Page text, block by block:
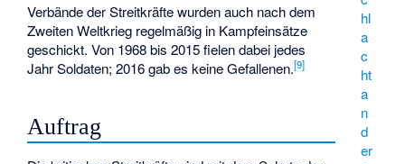
hl
a
c
ht
a
n
d
er
Verbände der Streitkräfte wurden auch nach dem
Zweiten Weltkrieg regelmäßig in Kampfeinsätze
geschickt. Von 1968 bis 2015 fielen dabei jedes
Jahr Soldaten; 2016 gab es keine Gefallenen.[9]
Auftrag